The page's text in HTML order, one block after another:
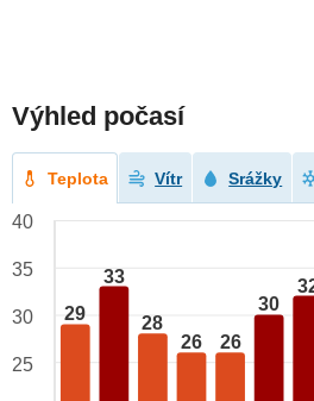
Výhled počasí
Teplota Vítr Srážky
29
33
28
26 26
30
40
35
30
25